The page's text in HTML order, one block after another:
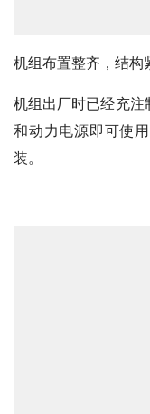
机组布置整齐，结构
机组出厂时已经充
和动力电源即可使
装。